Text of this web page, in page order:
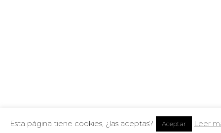
Esta página tiene cookies, ¿las aceptas? Aceptar Leer